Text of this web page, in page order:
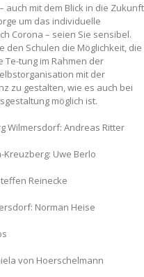
auch mit dem Blick in die Zukunft
um das individuelle
Corona – seien Sie sensibel.
den Schulen die Möglichkeit, die
tung im Rahmen der
mit der
zu gestalten, wie es auch bei
möglich ist.
Wilmersdorf: Andreas Ritter
Kreuzberg: Uwe Berlo
Reinecke
Norman Heise
von Hoerschelmann